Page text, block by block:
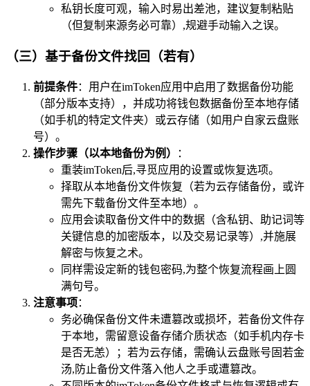
私钥长度可观，输入时易出差池，建议复制粘贴
（但复制来源务必可靠）,规避手动输入之误。
（三）基于备份文件找回（若有）
前提条件：用户在imToken应用中启用了数据备份功能
（部分版本支持），并成功将钱包数据备份至本地存储
（如手机的特定文件夹）或云存储（如用户自家云盘账
号）。
操作步骤（以本地备份为例）
：
重装imToken后,寻觅应用的设置或恢复选项。
择取从本地备份文件恢复（若为云存储备份，或许
需先下载备份文件至本地）。
应用会读取备份文件中的数据（含私钥、助记词等
关键信息的加密版本，以及交易记录等）,并施展
解密与恢复之术。
同样需设定新的钱包密码,为整个恢复流程画上圆
满句号。
注意事项 ：
务必确保备份文件未遭篡改或损坏，若备份文件存
于本地，需留意设备存储介质状态（如手机内存卡
是否无恙）；若为云存储，需确认云盘账号固若金
汤,防止备份文件落入他人之手或遭篡改。